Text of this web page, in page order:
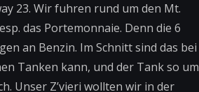
23. Wir fuhren rund um den Mt.
das Portemonnaie. Denn die 6
an Benzin. Im Schnitt sind das bei
Tanken kann, und der Tank so um
Unser Z’vieri wollten wir in der